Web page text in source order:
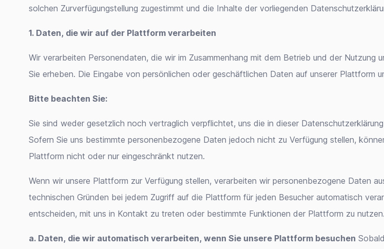
solchen Zurverfügungstellung zugestimmt und die Inhalte der vorliegenden
1. Daten, die wir auf der Plattform verarbeiten
Wir verarbeiten Personendaten, die wir im Zusammenhang mit dem Betrieb und der
Sie erheben. Die Eingabe von persönlichen oder geschäftlichen Daten auf unserer Plattform
Bitte beachten Sie:
Sie sind weder gesetzlich noch vertraglich verpflichtet, uns die in dieser
Sofern Sie uns bestimmte personenbezogene Daten jedoch nicht zu Verfügung stellen,
Plattform nicht oder nur eingeschränkt nutzen.
Wenn wir unsere Plattform zur Verfügung stellen, verarbeiten wir personenbezogene Daten
technischen Gründen bei jedem Zugriff auf die Plattform für jeden Besucher automatisch
entscheiden, mit uns in Kontakt zu treten oder bestimmte Funktionen der Plattform zu nutzen.
a. Daten, die wir automatisch verarbeiten, wenn Sie unsere Plattform besuchen